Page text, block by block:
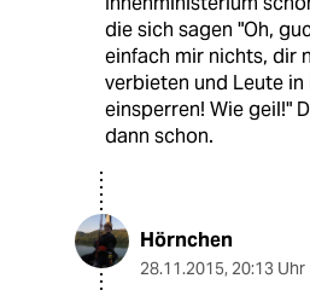
die sich sagen "Oh,
einfach mir nichts, dir
verbieten und Leute in
einsperren! Wie geil!"
dann schon.
Hörnchen
28.11.2015, 20:13 Uhr